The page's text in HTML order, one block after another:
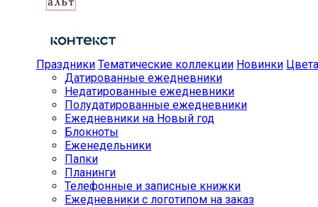
Праздники Тематические коллекции Новинки Цвета
Датированные ежедневники
Недатированные ежедневники
Полудатированные ежедневники
Ежедневники на Новый год
Блокноты
Еженедельники
Папки
Планинги
Телефонные и записные книжки
Ежедневники с логотипом на заказ